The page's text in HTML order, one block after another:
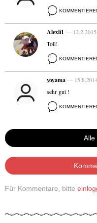
Alexli1 —
Toll!
yoyama—
sehr gut !
Alle
Für Kommentare, bitte